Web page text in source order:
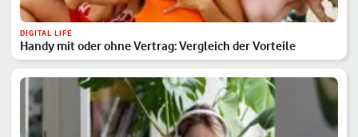
DIGITAL LIFE
Handy mit oder ohne Vertrag: Vergleich der Vorteile